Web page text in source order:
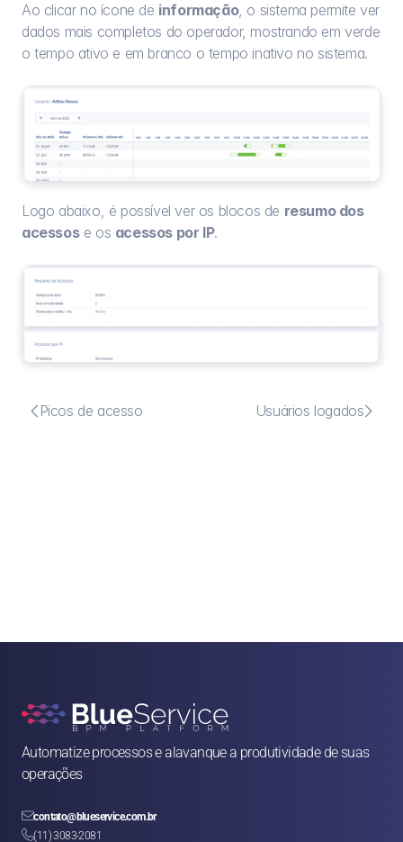
Ao clicar no ícone de informação, o sistema permite ver
dados mais completos do operador, mostrando em verde
o tempo ativo e em branco o tempo inativo no sistema.
Logo abaixo, é possível ver os blocos de resumo dos
acessos e os acessos por IP.
 Picos de acesso Usuários logados
Automatize processos e alavanque a produtividade de suas
operações
contato@blueservice.com.br
(11) 3083-2081